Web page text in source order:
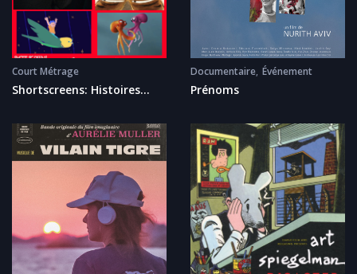
Court Métrage
Shortscreens: Histoires
Documentaire Événement
Prénoms